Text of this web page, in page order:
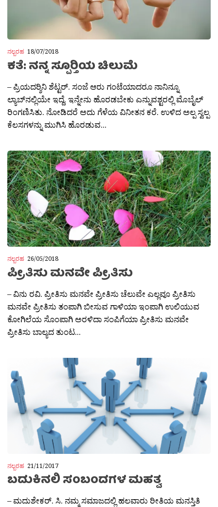
ನಲ್ಬರಹ 18/07/2018
ಕತೆ: ನನ್ನ ಸ್ಪೂರ‍್ತಿಯ ಚಿಲುಮೆ
– ಪ್ರಿಯದರ‍್ಶಿನಿ ಶೆಟ್ಟರ್. ಸಂಜೆ ಆರು ಗಂಟೆಯಾದರೂ ನಾನಿನ್ನೂ
ಲ್ಯಾಬ್‍ನಲ್ಲಿಯೇ ಇದ್ದೆ. ಇನ್ನೇನು ಹೊರಡಬೇಕು ಎನ್ನುವಶ್ಟರಲ್ಲಿ ಮೊಬೈಲ್
ರಿಂಗಣಿಸಿತು. ನೋಡಿದರೆ ಅದು ಗೆಳೆಯ ವಿನೀತನ ಕರೆ. ಉಳಿದ ಅಲ್ಪ ಸ್ವಲ್ಪ
ಕೆಲಸಗಳನ್ನು ಮುಗಿಸಿ ಹೊರಡುವ...
ನಲ್ಬರಹ 26/05/2018
ಪ್ರೀತಿಸು ಮನವೇ ಪ್ರೀತಿಸು
– ವಿನು ರವಿ. ಪ್ರೀತಿಸು ಮನವೇ ಪ್ರೀತಿಸು ಚೆಲುವೇ ಎಲ್ಲವೂ ಪ್ರೀತಿಸು
ಮನವೇ ಪ್ರೀತಿಸು ತಂಪಾಗಿ ಬೀಸುವ ಗಾಳಿಯಾ ಇಂಪಾಗಿ ಉಲಿಯುವ
ಕೋಗಿಲೆಯ ಸೊಂಪಾಗಿ ಅರಳಿದಾ ಸಂಪಿಗೆಯಾ ಪ್ರೀತಿಸು ಮನವೇ
ಪ್ರೀತಿಸು ಬಾಲ್ಯದ ತುಂಟ...
ನಲ್ಬರಹ 21/11/2017
ಬದುಕಿನಲಿ ಸಂಬಂದಗಳ ಮಹತ್ವ
– ಮದುಶೇಕರ್. ಸಿ. ನಮ್ಮ ಸಮಾಜದಲ್ಲಿ ಹಲವಾರು ರೀತಿಯ ಮನಸ್ತಿತಿ